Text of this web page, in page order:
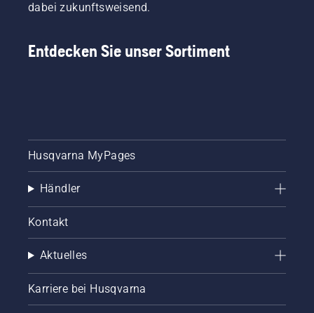
dabei zukunftsweisend.
Entdecken Sie unser Sortiment
Husqvarna MyPages
Händler
Kontakt
Aktuelles
Karriere bei Husqvarna